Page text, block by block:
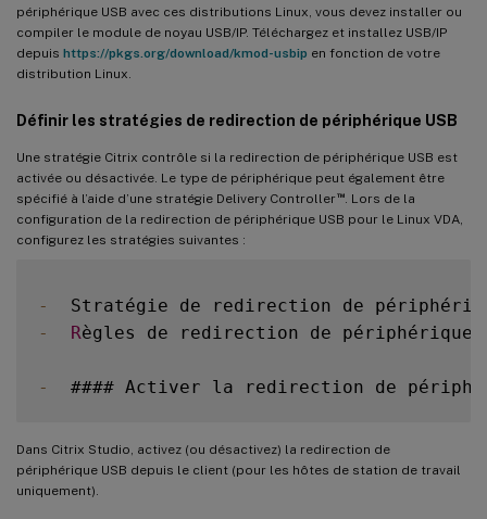
périphérique USB avec ces distributions Linux, vous devez installer ou
compiler le module de noyau USB/IP. Téléchargez et installez USB/IP
depuis https://pkgs.org/download/kmod-usbip en fonction de votre
distribution Linux.
Définir les stratégies de redirection de périphérique USB
Une stratégie Citrix contrôle si la redirection de périphérique USB est
activée ou désactivée. Le type de périphérique peut également être
spécifié à l’aide d’une stratégie Delivery Controller™. Lors de la
configuration de la redirection de périphérique USB pour le Linux VDA,
configurez les stratégies suivantes :
-
Stratégie de redirection de
-
Règles de redirection de périphérique
-
#### Activer la redirection de
Dans Citrix Studio, activez (ou désactivez) la redirection de
périphérique USB depuis le client (pour les hôtes de station de travail
uniquement).